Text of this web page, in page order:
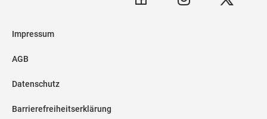
Impressum
AGB
Datenschutz
Barrierefreiheitserklärung